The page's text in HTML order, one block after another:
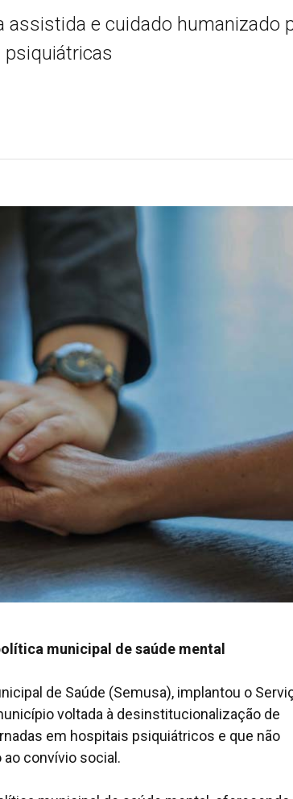
assistida e cuidado humanizado
municipal de saúde mental
de Saúde (Semusa), implantou o
voltada à desinstitucionalização de
em hospitais psiquiátricos e que não
convívio social.